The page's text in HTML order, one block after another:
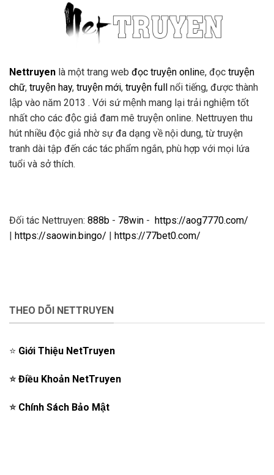
Nettruyen là một trang web đọc truyện online, đọc truyện
chữ, truyện hay, truyện mới, truyện full
nổi tiếng, được thành
lập vào năm 2013 . Với sứ mệnh mang lại trải nghiệm tốt
nhất cho các độc giả đam mê truyện online. Nettruyen thu
hút nhiều độc giả nhờ sự đa dạng về nội dung, từ truyện
tranh dài tập đến các tác phẩm ngắn, phù hợp với mọi lứa
tuổi và sở thích.
Đối tác Nettruyen: 888b - 78win - https://aog7770.com/
| https://saowin.bingo/ | https://77bet0.com/
THEO DÕI NETTRUYEN
⭐️ Giới Thiệu NetTruyen
⭐️Điều Khoản NetTruyen
⭐️ Chính Sách Bảo Mật